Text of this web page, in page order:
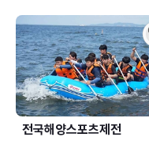
전국해양스포츠제전